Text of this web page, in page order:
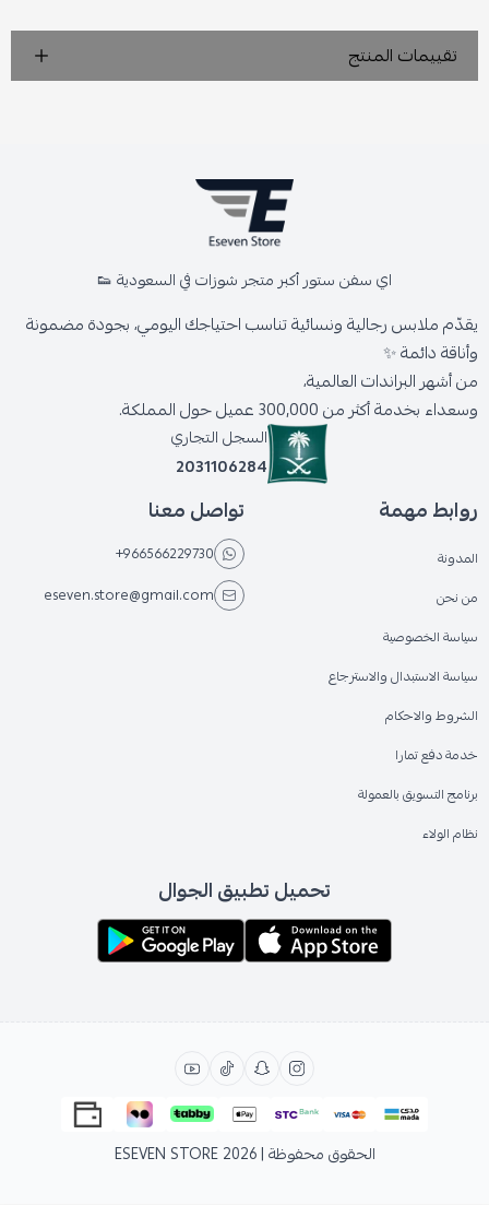
تقييمات المنتج
اي سفن ستور أكبر متجر شوزات في السعودية 👟
يقدّم ملابس رجالية ونسائية تناسب احتياجك اليومي، بجودة مضمونة
وأناقة دائمة ✨
من أشهر البراندات العالمية،
وسعداء بخدمة أكثر من 300,000 عميل حول المملكة.
السجل التجاري
2031106284
روابط مهمة
المدونة
من نحن
سياسة الخصوصية
سياسة الاستبدال والاسترجاع
الشروط والاحكام
خدمة دفع تمارا
برنامج التسويق بالعمولة
نظام الولاء
تواصل معنا
+966566229730
eseven.store@gmail.com
تحميل تطبيق الجوال
الحقوق محفوظة | 2026 ESEVEN STORE